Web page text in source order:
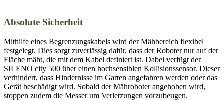
Absolute Sicherheit
Mithilfe eines Begrenzungskabels wird der Mähbereich flexibel
festgelegt. Dies sorgt zuverlässig dafür, dass der Roboter nur auf der
Fläche mäht, die mit dem Kabel definiert ist. Dabei verfügt der
SILENO city 500 über einen hochsensiblen Kollisionssensor. Dieser
verhindert, dass Hindernisse im Garten angefahren werden oder das
Gerät beschädigt wird. Sobald der Mähroboter angehoben wird,
stoppen zudem die Messer um Verletzungen vorzubeugen.